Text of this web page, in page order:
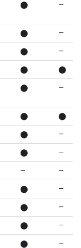
⬤ —
⬤ —
⬤ —
⬤ ⬤
⬤ —
⬤ ⬤
⬤ —
⬤ —
— —
⬤ —
⬤ —
⬤ —
⬤ —